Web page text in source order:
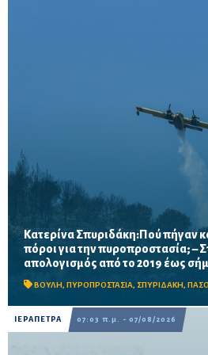
Κατερίνα Σπυριδάκη:Πού πήγαν
πόροι για την πυροπροστασία; –
απολογισμός από το 2019 έως
ΒΟΥΛΗ, ΠΥΡΟΠΡΟΣΤΑΣΙΑ, ΣΠΥΡΙΔΑΚΗ,
Το ΠΑΣΟΚ ζητά πλήρη απολογισμό
το 2019, στοιχεία για τα προγράμματα
καθώς και απαντήσεις για προσωπικό,
ΙΕΡΑΠΕΤΡΑ 07:03 π.μ. - 07/08/2026